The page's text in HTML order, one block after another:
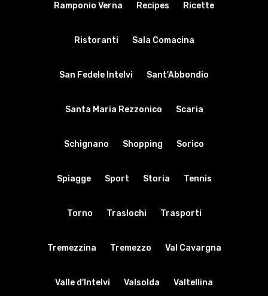
Ramponio Verna Recipes Ricette
Ristoranti Sala Comacina
San Fedele Intelvi Sant'Abbondio
Santa Maria Rezzonico Scaria
Schignano Shopping Sorico
Spiagge Sport Storia Tennis
Torno Traslochi Trasporti
Tremezzina Tremezzo Val Cavargna
Valle d'Intelvi Valsolda Valtellina